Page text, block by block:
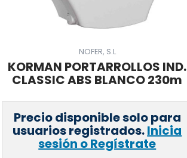
NOFER, S.L
KORMAN PORTARROLLOS IND.
CLASSIC ABS BLANCO 230m
Precio disponible solo para
usuarios registrados.Inicia
sesión o Regístrate